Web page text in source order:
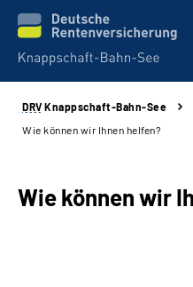
Aktuelles & Presse
DRV Knappschaft-Bahn-See
Wie können wir Ihnen helfen?
Wie können wir